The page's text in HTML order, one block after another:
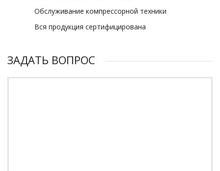
Обслуживание компрессорной техники
Вся продукция сертифицирована
ЗАДАТЬ ВОПРОС